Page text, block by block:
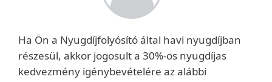
Ha Ön a Nyugdíjfolyósító által havi nyugdíjban
részesül, akkor jogosult a 30%-os nyugdíjas
kedvezmény igénybevételére az alábbi